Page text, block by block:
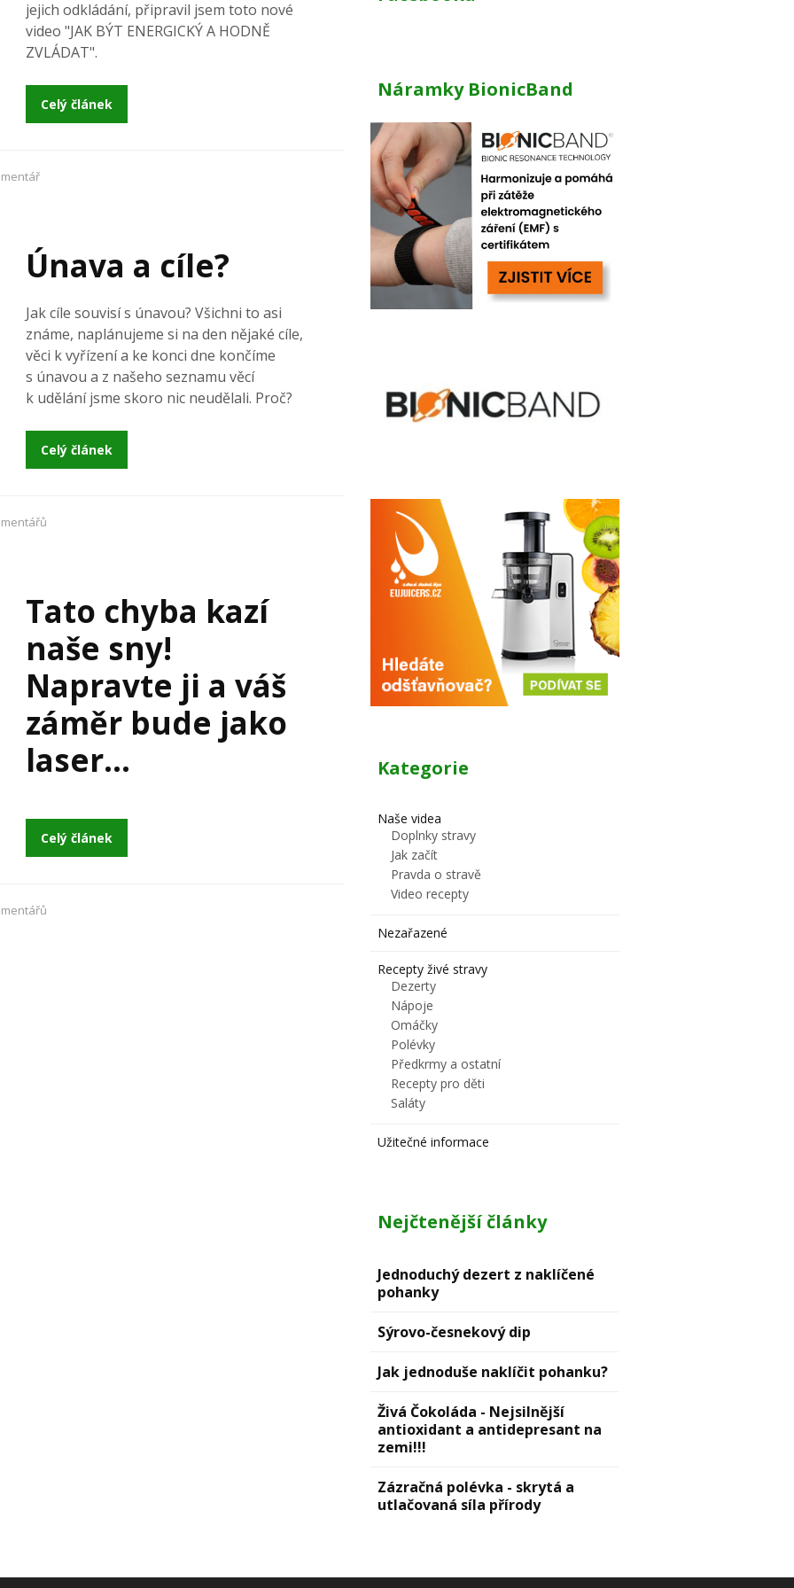
jejich odkládání, připravil jsem toto nové
video "JAK BÝT ENERGICKÝ A HODNĚ
ZVLÁDAT".
Celý článek
Únava a cíle?
Jak cíle souvisí s únavou? Všichni to asi
známe, naplánujeme si na den nějaké cíle,
věci k vyřízení a ke konci dne končíme
s únavou a z našeho seznamu věcí
k udělání jsme skoro nic neudělali. Proč?
Celý článek
Tato chyba kazí
naše sny!
Napravte ji a váš
záměr bude jako
laser…
Celý článek
Náramky BionicBand
Kategorie
Naše videa
Doplnky stravy
Jak začít
Pravda o stravě
Video recepty
Nezařazené
Recepty živé stravy
Dezerty
Nápoje
Omáčky
Polévky
Předkrmy a ostatní
Recepty pro děti
Saláty
Užitečné informace
Nejčtenější články
Jednoduchý dezert z naklíčené
pohanky
Sýrovо-česnekový dip
Jak jednoduše naklíčit pohanku?
Živá Čokoláda - Nejsilnější
antioxidant a antidepresant na
zemi!!!
Zázračná polévka - skrytá a
utlačovaná síla přírody